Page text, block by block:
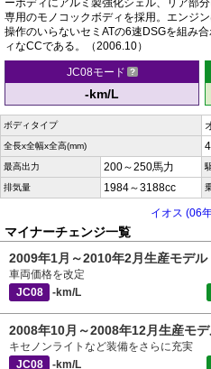
ーボディにアルミ製強化シェル、リア部
専用のモノコックボディを採用。エンジ
操作のいらないセミATの6速DSGを組み
ィなCCである。（2006.10）
JC08モード
-km/L
ボディタイプ
全長x全幅x全高(mm)
最高出力 200～250馬力
排気量 1984～3188cc
イオス (06
マイナーチェンジ一覧
2009年1月～2010年2月生産モデル
車両価格を改定
JC08
-km/L
2008年10月～2008年12月生産モ
キセノンライトなど装備をさらに充実
JC08
-km/L